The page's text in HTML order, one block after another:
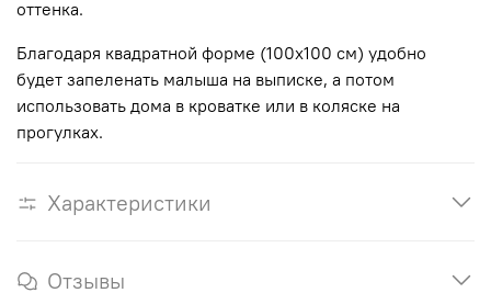
оттенка.
Благодаря квадратной форме (100х100 см) удобно
будет запеленать малыша на выписке, а потом
использовать дома в кроватке или в коляске на
прогулках.
Характеристики
Отзывы